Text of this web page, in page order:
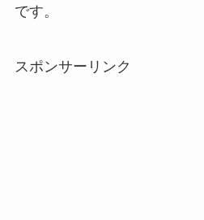
です。
スポンサーリンク